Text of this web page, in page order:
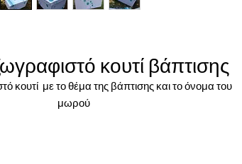
κουτί βάπτισης
κουτί με το θέμα της βάπτισης και το όνομα του
μωρού